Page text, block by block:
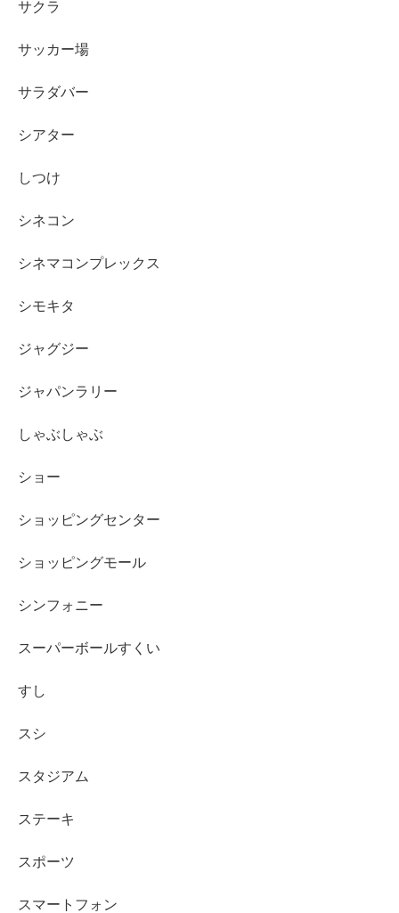
サクラ
サッカー場
サラダバー
シアター
しつけ
シネコン
シネマコンプレックス
シモキタ
ジャグジー
ジャパンラリー
しゃぶしゃぶ
ショー
ショッピングセンター
ショッピングモール
シンフォニー
スーパーボールすくい
すし
スシ
スタジアム
ステーキ
スポーツ
スマートフォン